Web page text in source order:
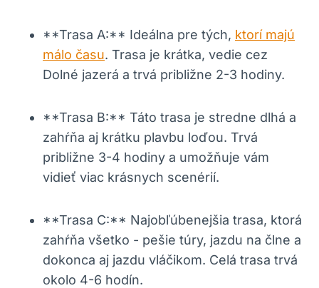
**Trasa A:** Ideálna ‍pre tých, ktorí majú
málo času. Trasa je krátka, vedie ‌cez
Dolné jazerá a trvá približne 2-3 hodiny.
**Trasa B:** Táto trasa je stredne dlhá a
⁣zahŕňa aj krátku plavbu loďou. ⁣Trvá
približne‍ 3-4 hodiny​ a umožňuje vám
⁢vidieť viac ‌krásnych scenérií.
**Trasa C:** Najobľúbenejšia trasa, ktorá
zahŕňa všetko ⁤- pešie ⁣túry, jazdu na člne a
dokonca​ aj‌ jazdu ‍vláčikom. Celá trasa trvá
okolo 4-6 hodín.